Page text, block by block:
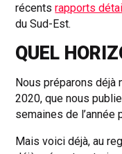
récentsrapports
du Sud-Est.
QUEL
Nous préparons déjà
2020, que nous
semaines de l’année
Mais voici déjà, au